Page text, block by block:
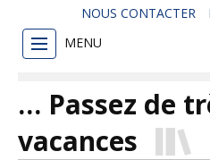
NOUS CONTACTER
MENU
… Passez de
vacances